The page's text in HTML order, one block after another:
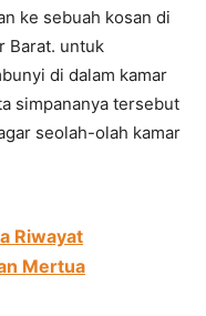
ke sebuah kosan di
Barat. untuk
di dalam kamar
simpananya tersebut
seolah-olah kamar
Riwayat
Mertua